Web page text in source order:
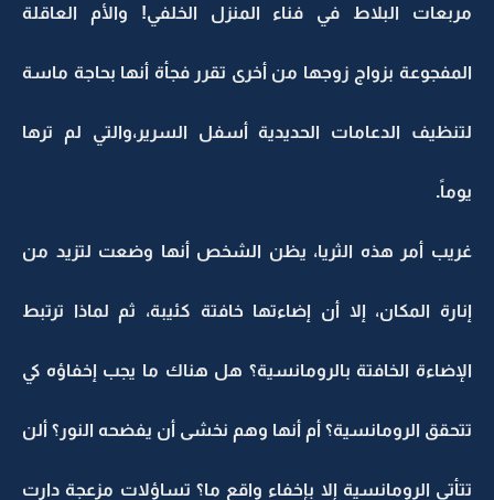
مربعات البلاط في فناء المنزل الخلفي! والأم العاقلة
المفجوعة بزواج زوجها من أخرى تقرر فجأة أنها بحاجة ماسة
لتنظيف الدعامات الحديدية أسفل السرير،والتي لم ترها
يوماً.
غريب أمر هذه الثريا، يظن الشخص أنها وضعت لتزيد من
إنارة المكان، إلا أن إضاءتها خافتة كئيبة، ثم لماذا ترتبط
الإضاءة الخافتة بالرومانسية؟ هل هناك ما يجب إخفاؤه كي
تتحقق الرومانسية؟ أم أنها وهم نخشى أن يفضحه النور؟ ألن
تتأتى الرومانسية إلا بإخفاء واقع ما؟ تساؤلات مزعجة دارت